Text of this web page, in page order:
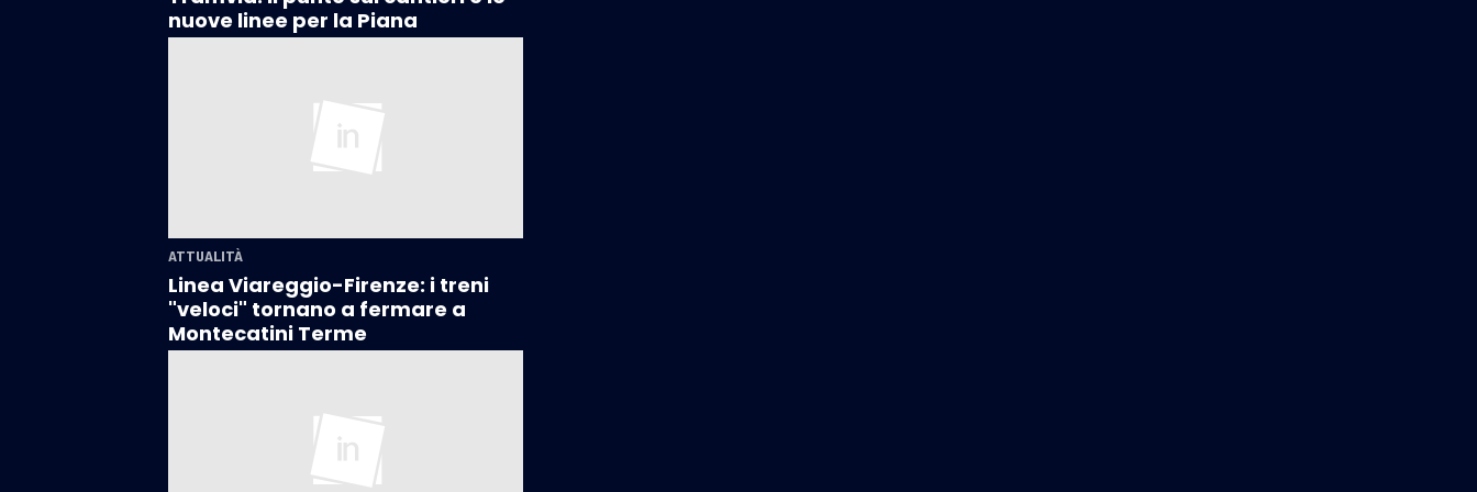
nuove linee per la Piana
ATTUALITÀ
Linea Viareggio-Firenze: i treni
"veloci" tornano a fermare a
Montecatini Terme